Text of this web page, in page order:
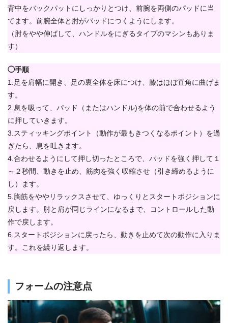
背中をバックパットにしっかりとつけ、前腕を両側のパッドに当
てます。前腕全体と肘がパッドにつくようにします。
（肘をやや伸ばして、ハンドルをにぎるタイプのマシンもありま
す）
◯手順
1.足を肩幅に開き、足の裏全体を床につけ、膝はほぼ直角に曲げま
す。
2.息を吸って、パッド（またはハンドル)を体の前で合わせるよう
に押していきます。
3.スティッキングポイント（動作が最もきつくなるポイント）を過
ぎたら、息を吐きます。
4.合わせるようにして押し切ったところで、パッドを強く押して１
～２秒間、動きを止め、筋肉を強く収縮させ（引き締めるように
し）ます。
5.胸筋をややリラックスさせて、ゆっくりとスタートポジションに
戻します。肘と肩が同じラインになるまで、コントロールした動
作で戻します。
6.スタートポジションに戻ったら、動きを止めて次の動作に入りま
す。これを繰り返します。
フォームの注意点